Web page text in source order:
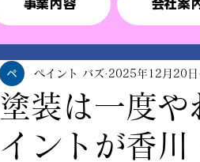
事業内容 会社案
塗装は一度
イントが香川
ペイント バズ 2025年12月20日